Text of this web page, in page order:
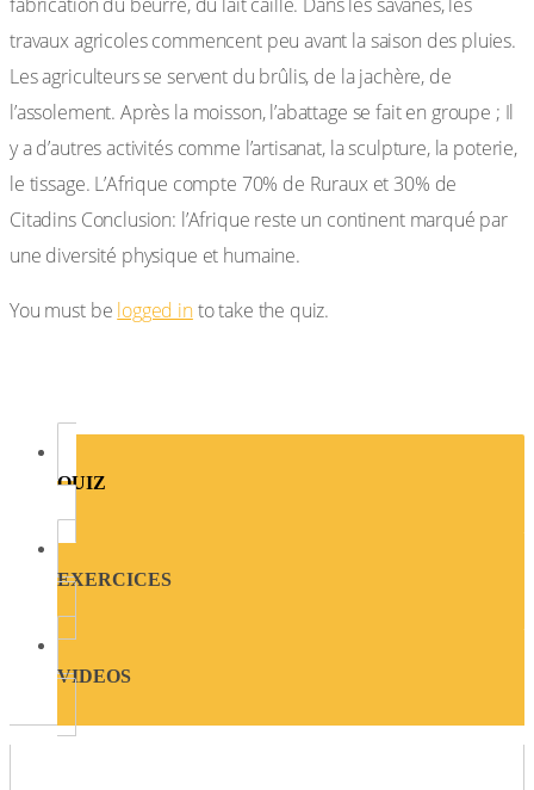
travaux agricoles commencent peu avant la saison des pluies.
Les agriculteurs se servent du brûlis, de la jachère, de
l’assolement. Après la moisson, l’abattage se fait en groupe ; Il
y a d’autres activités comme l’artisanat, la sculpture, la poterie,
le tissage. L’Afrique compte 70% de Ruraux et 30% de
Citadins Conclusion: l’Afrique reste un continent marqué par
une diversité physique et humaine.
You must be logged into take the quiz.
QUIZ
EXERCICES
VIDEOS